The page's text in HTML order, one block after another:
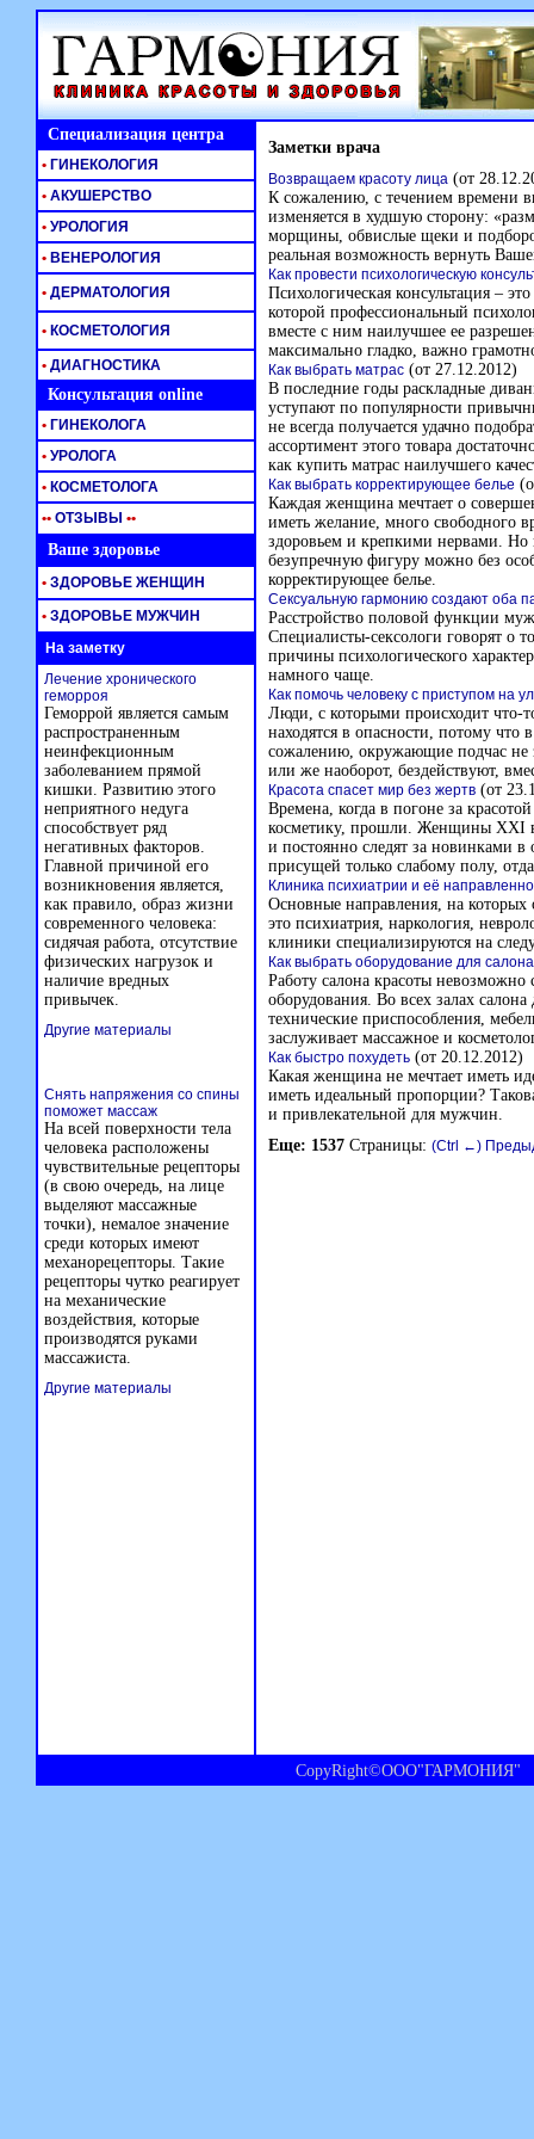
Специализация центра Заметки врача
Возвращаем красоту лица (от
К сожалению, с течением времени
изменяется в худшую сторону:
морщины, обвислые щеки и
реальная возможность вернуть
Как провести психологическую
Психологическая консультация –
которой профессиональный
вместе с ним наилучшее ее
максимально гладко, важно
Как выбрать матрас (от 27.12.2012)
В последние годы раскладные
уступают по популярности
не всегда получается удачно
ассортимент этого товара
как купить матрас наилучшего
Как выбрать корректирующее белье
Каждая женщина мечтает о
иметь желание, много свободного
здоровьем и крепкими нервами. Но
безупречную фигуру можно без
корректирующее белье.
Сексуальную гармонию создают оба
Расстройство половой функции
Специалисты-сексологи говорят о
причины психологического
намного чаще.
Как помочь человеку с приступом на
Люди, с которыми происходит что-
находятся в опасности, потому что
сожалению, окружающие подчас не
или же наоборот, бездействуют,
Красота спасет мир без жертв (от
Времена, когда в погоне за
косметику, прошли. Женщины XXI
и постоянно следят за новинками
присущей только слабому полу,
Клиника психиатрии и её
Основные направления, на которых
это психиатрия, наркология,
клиники специализируются на
Как выбрать оборудование для
Работу салона красоты невозможно
оборудования. Во всех залах
технические приспособления,
заслуживает массажное и
Как быстро похудеть (от 20.12.2012)
Какая женщина не мечтает иметь
иметь идеальный пропорции?
и привлекательной для мужчин.
Еще: 1537 Страницы: (Ctrl ←)
• ГИНЕКОЛОГИЯ
• АКУШЕРСТВО
• УРОЛОГИЯ
• ВЕНЕРОЛОГИЯ
• ДЕРМАТОЛОГИЯ
• КОСМЕТОЛОГИЯ
• ДИАГНОСТИКА
Консультация online
• ГИНЕКОЛОГА
• УРОЛОГА
• КОСМЕТОЛОГА
•• ОТЗЫВЫ ••
Ваше здоровье
• ЗДОРОВЬЕ ЖЕНЩИН
• ЗДОРОВЬЕ МУЖЧИН
На заметку
Лечение хронического
геморроя
Геморрой является самым
распространенным
неинфекционным
заболеванием прямой
кишки. Развитию этого
неприятного недуга
способствует ряд
негативных факторов.
Главной причиной его
возникновения является,
как правило, образ жизни
современного человека:
сидячая работа, отсутствие
физических нагрузок и
наличие вредных
привычек.
Другие материалы
Снять напряжения со спины
поможет массаж
На всей поверхности тела
человека расположены
чувствительные рецепторы
(в свою очередь, на лице
выделяют массажные
точки), немалое значение
среди которых имеют
механорецепторы. Такие
рецепторы чутко реагирует
на механические
воздействия, которые
производятся руками
массажиста.
Другие материалы